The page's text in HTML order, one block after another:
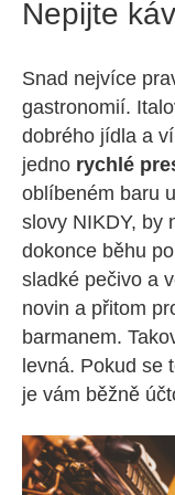
Nepijte
Snad nejvíce
gastronomií.
dobrého jídla a
jedno rychlé
oblíbeném baru
slovy NIKDY, by
dokonce běhu
sladké pečivo a
novin a přitom
barmanem.
levná. Pokud se
je vám běžně